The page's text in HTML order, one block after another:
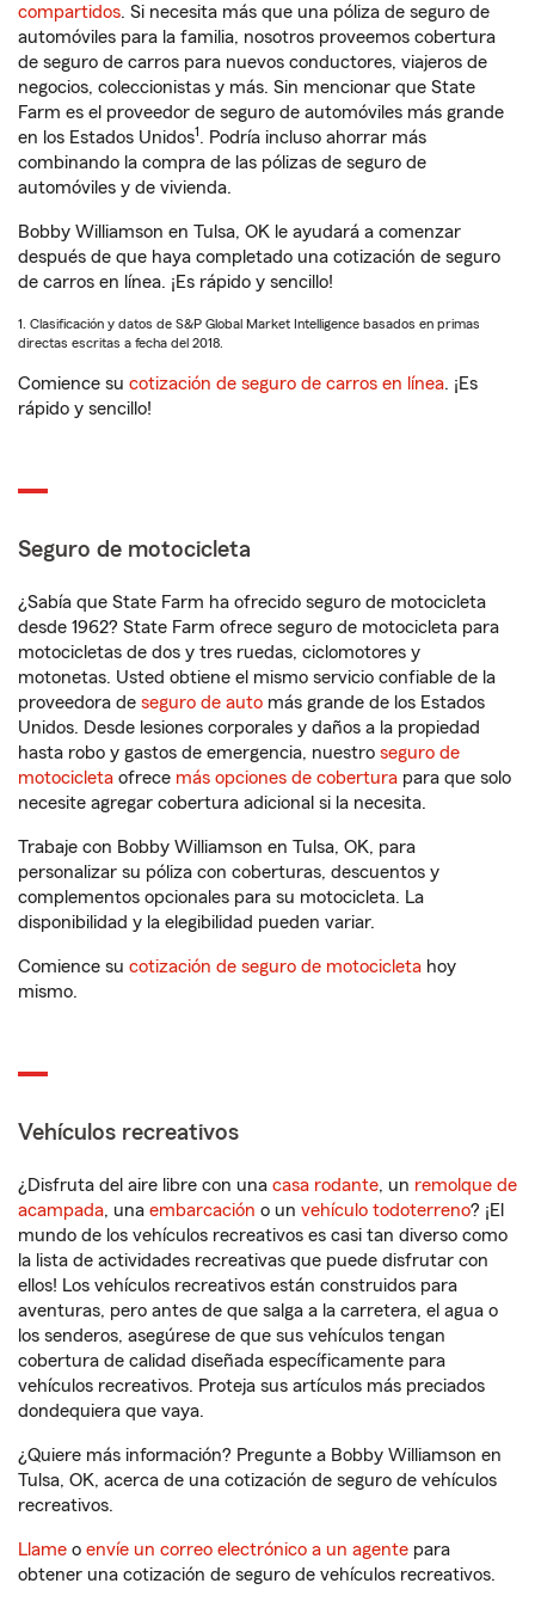
compartidos. Si necesita más que una póliza de seguro de
automóviles para la familia, nosotros proveemos cobertura
de seguro de carros para nuevos conductores, viajeros de
negocios, coleccionistas y más. Sin mencionar que State
Farm es el proveedor de seguro de automóviles más grande
en los Estados Unidos1. Podría incluso ahorrar más
combinando la compra de las pólizas de seguro de
automóviles y de vivienda.
Bobby Williamson en Tulsa, OK le ayudará a comenzar
después de que haya completado una cotización de seguro
de carros en línea. ¡Es rápido y sencillo!
1. Clasificación y datos de S&P Global Market Intelligence basados en primas
directas escritas a fecha del 2018.
Comience su cotización de seguro de carros en línea. ¡Es
rápido y sencillo!
Seguro de motocicleta
¿Sabía que State Farm ha ofrecido seguro de motocicleta
desde 1962? State Farm ofrece seguro de motocicleta para
motocicletas de dos y tres ruedas, ciclomotores y
motonetas. Usted obtiene el mismo servicio confiable de la
proveedora de seguro de auto más grande de los Estados
Unidos. Desde lesiones corporales y daños a la propiedad
hasta robo y gastos de emergencia, nuestro seguro de
motocicleta ofrece más opciones de cobertura para que solo
necesite agregar cobertura adicional si la necesita.
Trabaje con Bobby Williamson en Tulsa, OK, para
personalizar su póliza con coberturas, descuentos y
complementos opcionales para su motocicleta. La
disponibilidad y la elegibilidad pueden variar.
Comience su cotización de seguro de motocicleta hoy
mismo.
Vehículos recreativos
¿Disfruta del aire libre con una casa rodante, un remolque de
acampada, una embarcación o un vehículo todoterreno? ¡El
mundo de los vehículos recreativos es casi tan diverso como
la lista de actividades recreativas que puede disfrutar con
ellos! Los vehículos recreativos están construidos para
aventuras, pero antes de que salga a la carretera, el agua o
los senderos, asegúrese de que sus vehículos tengan
cobertura de calidad diseñada específicamente para
vehículos recreativos. Proteja sus artículos más preciados
dondequiera que vaya.
¿Quiere más información? Pregunte a Bobby Williamson en
Tulsa, OK, acerca de una cotización de seguro de vehículos
recreativos.
Llame o envíe un correo electrónico a un agente para
obtener una cotización de seguro de vehículos recreativos.